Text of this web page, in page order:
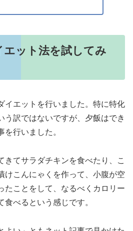
エット法を試してみ
イエットを行いました。特に特化
う訳ではないですが、夕飯はでき
を行いました。
きてサラダチキンを食べたり、こ
けこんにゃくを作って、小腹が空
たことをして、なるべくカロリー
べるという感じです。